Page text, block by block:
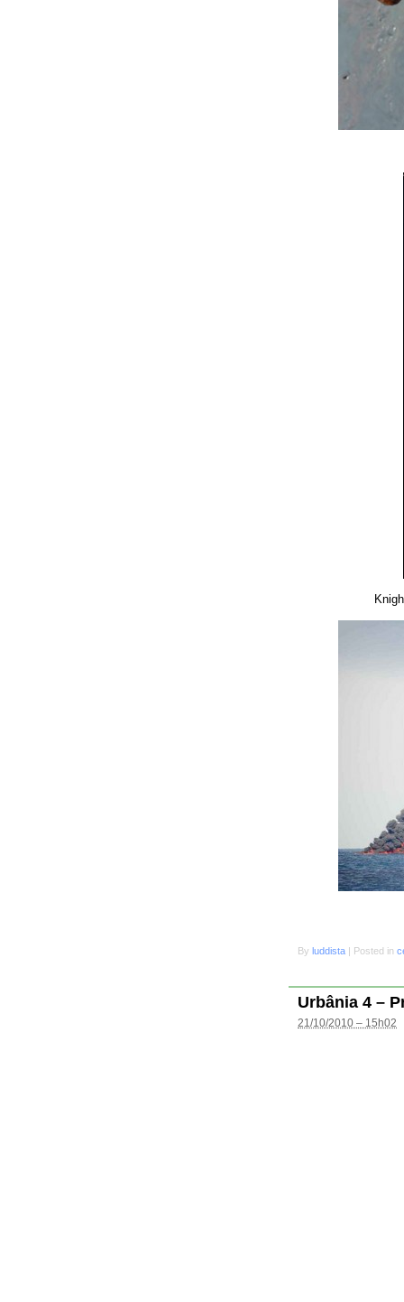
By luddista | Posted in
Urbânia 4 –
21/10/2010 – 15h02